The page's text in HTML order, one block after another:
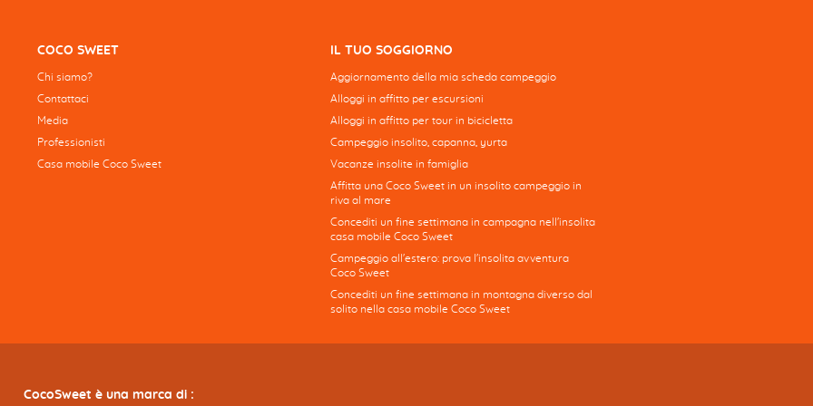
COCO SWEET
Chi siamo?
Contattaci
Media
Professionisti
Casa mobile Coco Sweet
IL TUO SOGGIORNO
Aggiornamento della mia scheda campeggio
Alloggi in affitto per escursioni
Alloggi in affitto per tour in bicicletta
Campeggio insolito, capanna, yurta
Vacanze insolite in famiglia
Affitta una Coco Sweet in un insolito campeggio in
riva al mare
Concediti un fine settimana in campagna nell'insolita
casa mobile Coco Sweet
Campeggio all'estero: prova l'insolita avventura
Coco Sweet
Concediti un fine settimana in montagna diverso dal
solito nella casa mobile Coco Sweet
CocoSweet è una marca di :